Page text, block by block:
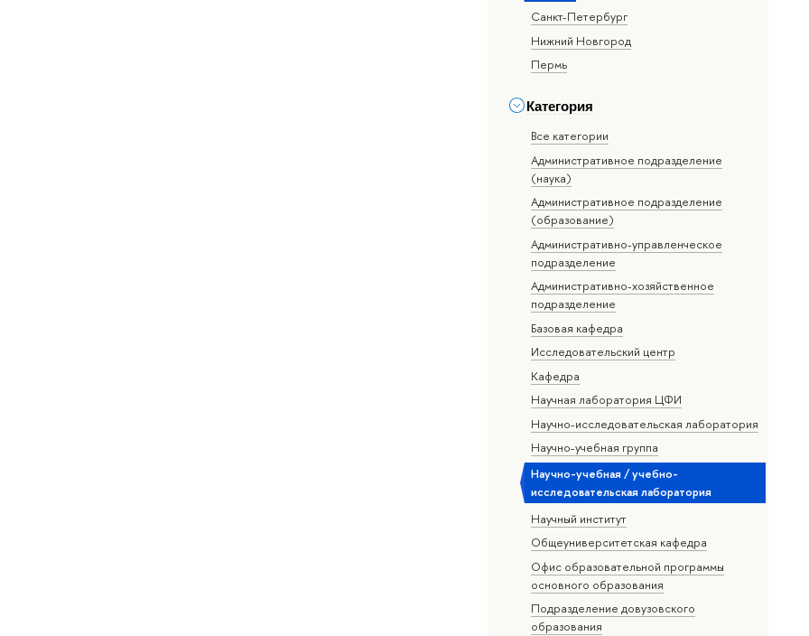
Санкт-Петербург
Нижний Новгород
Пермь
Категория
Все категории
Административное подразделение
(наука)
Административное подразделение
(образование)
Административно-управленческое
подразделение
Административно-хозяйственное
подразделение
Базовая кафедра
Исследовательский центр
Кафедра
Научная лаборатория ЦФИ
Научно-исследовательская лаборатория
Научно-учебная группа
Научно-учебная / учебно-
исследовательская лаборатория
Научный институт
Общеуниверситетская кафедра
Офис образовательной программы
основного образования
Подразделение довузовского
образования